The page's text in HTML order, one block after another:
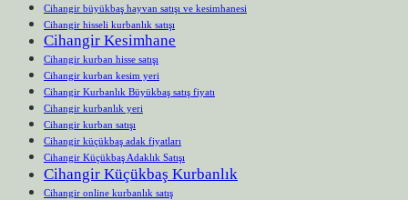
Cihangir büyükbaş hayvan satışı ve kesimhanesi
Cihangir hisseli kurbanlık satışı
Cihangir Kesimhane
Cihangir kurban hisse satışı
Cihangir kurban kesim yeri
Cihangir Kurbanlık Büyükbaş satış fiyatı
Cihangir kurbanlık yeri
Cihangir kurban satışı
Cihangir küçükbaş adak fiyatları
Cihangir Küçükbaş Adaklık Satışı
Cihangir Küçükbaş Kurbanlık
Cihangir online kurbanlık satış